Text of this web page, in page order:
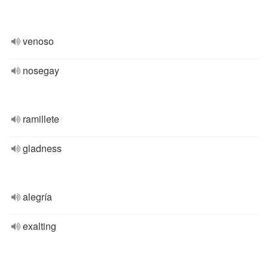
venoso
nosegay
ramillete
gladness
alegría
exalting